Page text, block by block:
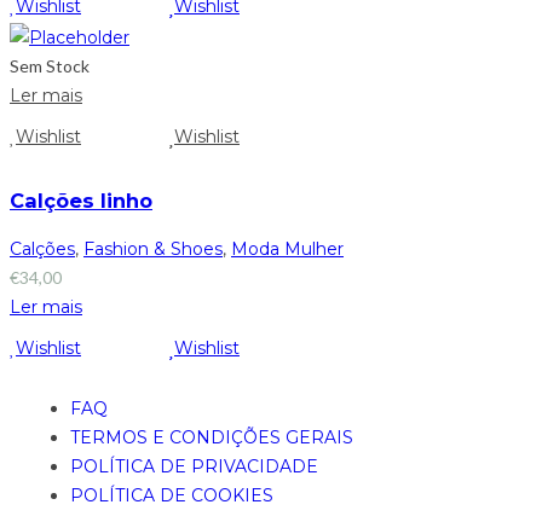
Wishlist
Wishlist
Sem Stock
Ler mais
Wishlist
Wishlist
Calções linho
Calções, Fashion & Shoes, Moda Mulher
€34,00
Ler mais
Wishlist
Wishlist
FAQ
TERMOS E CONDIÇÕES GERAIS
POLÍTICA DE PRIVACIDADE
POLÍTICA DE COOKIES